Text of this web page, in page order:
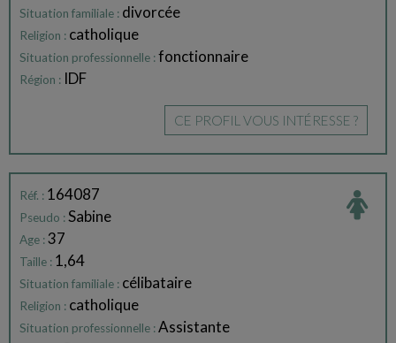
Situation familiale : divorcée
Religion : catholique
Situation professionnelle :fonctionnaire
Région : IDF
CE PROFIL VOUS INTÉRESSE ?
Réf. : 164087
Pseudo :Sabine
Age :37
Taille : 1,64
Situation familiale : célibataire
Religion : catholique
Situation professionnelle :Assistante